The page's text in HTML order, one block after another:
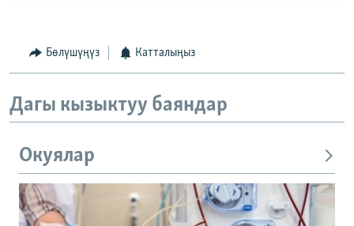
Бөлүшүңүз Катталыңыз
Дагы кызыктуу баяндар
Окуялар